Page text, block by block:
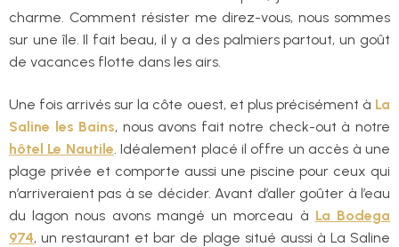
charme. Comment résister me direz-vous, nous sommes
sur une île. Il fait beau, il y a des palmiers partout, un goût
de vacances flotte dans les airs.
Une fois arrivés sur la côte ouest, et plus précisément à La
Saline les Bains, nous avons fait notre check-out à notre
hôtel Le Nautile . Idéalement placé il offre un accès à une
plage privée et comporte aussi une piscine pour ceux qui
n’arriveraient pas à se décider. Avant d’aller goûter à l’eau
du lagon nous avons mangé un morceau à La Bodega
974, un restaurant et bar de plage situé aussi à La Saline